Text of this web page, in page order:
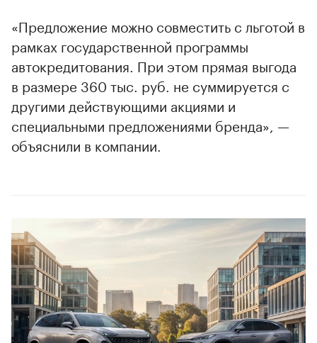
«Предложение можно совместить с льготой в
рамках государственной программы
автокредитования. При этом прямая выгода
в размере 360 тыс. руб. не суммируется с
другими действующими акциями и
специальными предложениями бренда», —
объяснили в компании.
00:00 / 00:00